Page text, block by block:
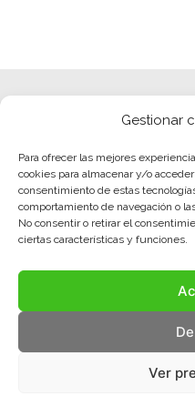
Gestionar
Para ofrecer las mejores
cookies para almacenar y/o
consentimiento de estas
comportamiento de navegación o
No consentir o retirar el
ciertas características y funciones.
Ver